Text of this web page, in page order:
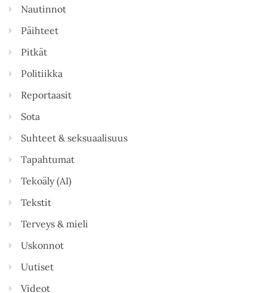
Nautinnot
Päihteet
Pitkät
Politiikka
Reportaasit
Sota
Suhteet & seksuaalisuus
Tapahtumat
Tekoäly (AI)
Tekstit
Terveys & mieli
Uskonnot
Uutiset
Videot